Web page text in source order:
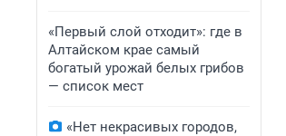
«Первый слой отходит»: где в
Алтайском крае самый
богатый урожай белых грибов
— список мест
«Нет некрасивых городов,